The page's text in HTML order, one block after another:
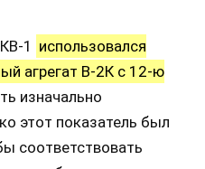
1 использовался
агрегат В-2К с 12-ю
изначально
этот показатель был
соответствовать